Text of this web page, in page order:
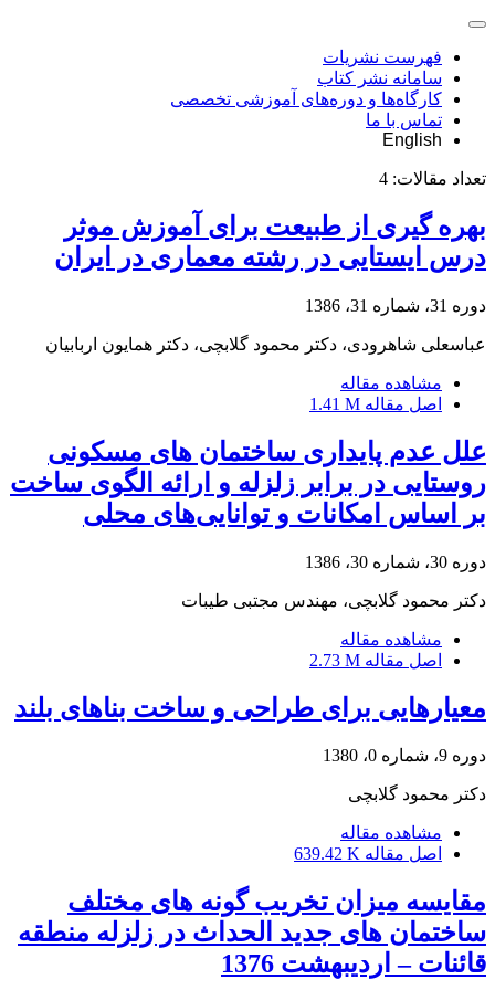
فهرست نشریات
سامانه نشر کتاب
کارگاه‌ها و دوره‌های آموزشی تخصصی
تماس با ما
English
تعداد مقالات: 4
بهره گیری از طبیعت برای آموزش موثر
درس ایستایی در رشته معماری در ایران
دوره 31، شماره 31، 1386
عباسعلی شاهرودی، دکتر محمود گلابچی، دکتر همایون اربابیان
مشاهده مقاله
اصل مقاله 1.41 M
علل عدم پایداری ساختمان های مسکونی
روستایی در برابر زلزله و ارائه الگوی ساخت
بر اساس امکانات و توانایی‌های محلی
دوره 30، شماره 30، 1386
دکتر محمود گلابچی، مهندس مجتبی طیبات
مشاهده مقاله
اصل مقاله 2.73 M
معیارهایی برای طراحی و ساخت بناهای بلند
دوره 9، شماره 0، 1380
دکتر محمود گلابچی
مشاهده مقاله
اصل مقاله 639.42 K
مقایسه میزان تخریب گونه های مختلف
ساختمان های جدید الحداث در زلزله منطقه
قائنات – اردیبهشت 1376